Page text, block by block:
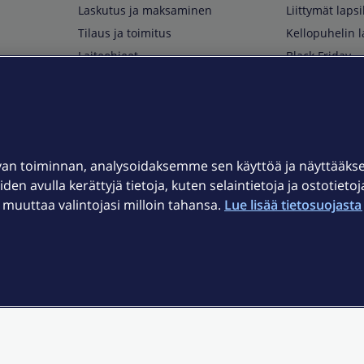
Laskutus ja maksaminen
Tilaus ja toimitus
Laiteohjeet
Kuuluvuuskartta
Asiakastiedotteet
OmaElisa-sovellus
Liittymät
Kellopuhelin
Black Friday
toiminnan, analysoidaksemme sen käyttöä ja
avulla kerättyjä tietoja, kuten selaintietoja ja
valintojasi milloin tahansa. Lue lisää tietosuojasta